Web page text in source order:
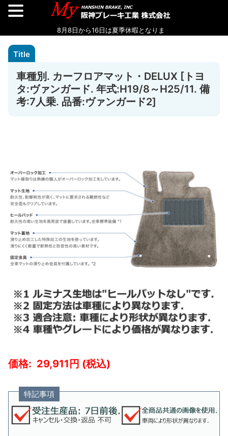
車種別. カーフロアマット・DELUX [トヨ
タ:ヴァンガード. 年式:H19/8～H25/11. 備
考:7人乗. 品番:ヴァンガード2]
29,911
特記事項